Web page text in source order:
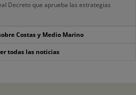
Decreto que aprueba las estrategias
Costas y Medio Marino
todas las noticias